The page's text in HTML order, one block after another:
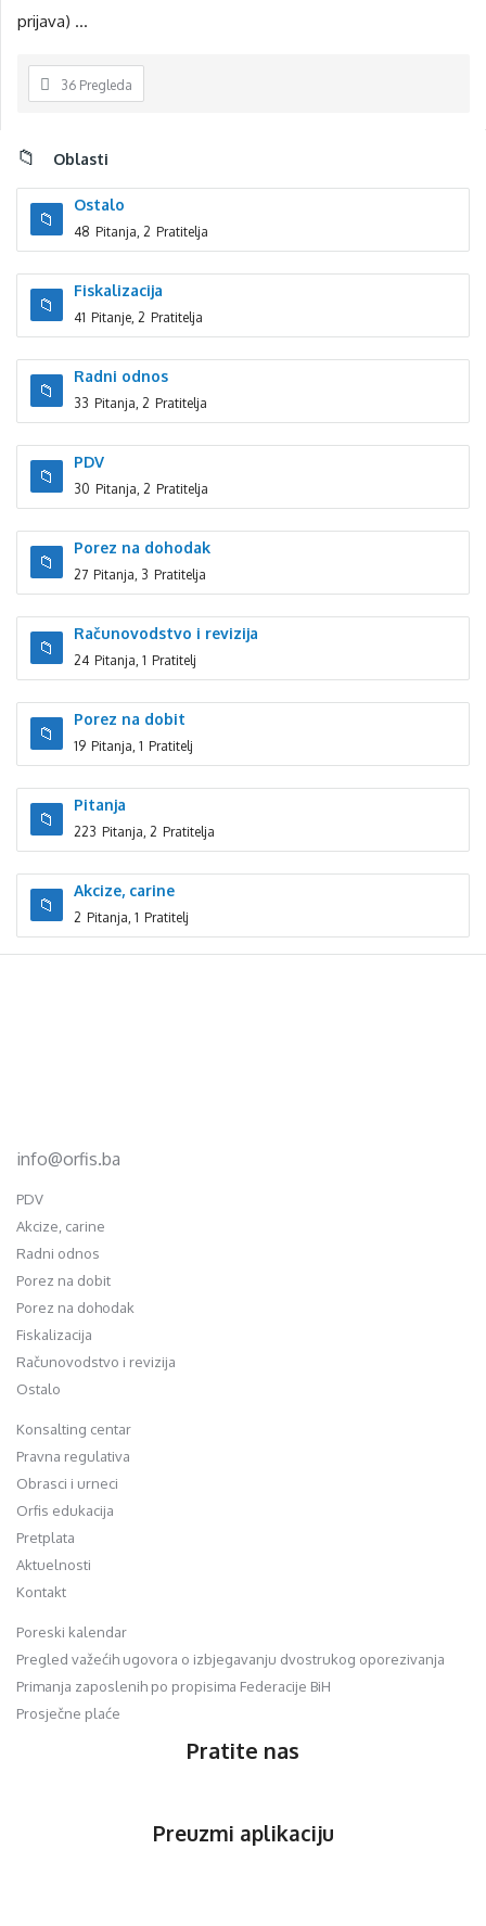
prijava) ...
36 Pregleda
Sidebar
Oblasti
Ostalo
48 Pitanja, 2 Pratitelja
Fiskalizacija
41 Pitanje, 2 Pratitelja
Radni odnos
33 Pitanja, 2 Pratitelja
PDV
30 Pitanja, 2 Pratitelja
Porez na dohodak
27 Pitanja, 3 Pratitelja
Računovodstvo i revizija
24 Pitanja, 1 Pratitelj
Porez na dobit
19 Pitanja, 1 Pratitelj
Pitanja
223 Pitanja, 2 Pratitelja
Akcize, carine
2 Pitanja, 1 Pratitelj
info@orfis.ba
PDV
Akcize, carine
Radni odnos
Porez na dobit
Porez na dohodak
Fiskalizacija
Računovodstvo i revizija
Ostalo
Konsalting centar
Pravna regulativa
Obrasci i urneci
Orfis edukacija
Pretplata
Aktuelnosti
Kontakt
Poreski kalendar
Pregled važećih ugovora o izbjegavanju dvostrukog oporezivanja
Primanja zaposlenih po propisima Federacije BiH
Prosječne plaće
Pratite nas
Preuzmi aplikaciju